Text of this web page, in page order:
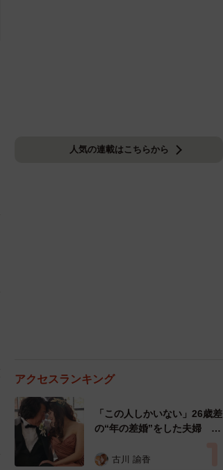
人気の連載はこちらから
アクセスランキング
「この人しかいない」26歳差
の“年の差婚”をした夫婦 出
た？ 今の思いを聞いた
古川 諭香